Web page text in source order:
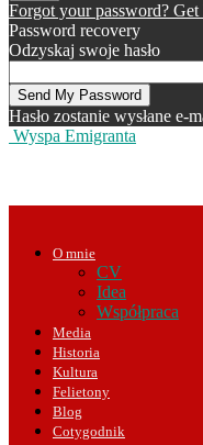
Forgot your password? Get
Password recovery
Odzyskaj swoje hasło
Hasło zostanie wysłane e-
Wyspa Emigranta
O mnie
CV
Idea
Współpraca
Media
Historia
Kultura
Felietony
Blog
Cotygodnik